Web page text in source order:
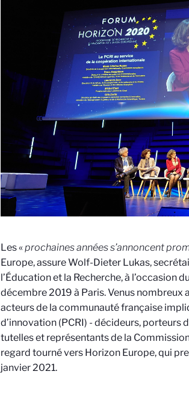
Les «prochaines années s’annoncent
Europe, assure Wolf-Dieter Lukas,
l’Éducation et la Recherche, à l’occasion
décembre 2019 à Paris. Venus nombreux
acteurs de la communauté française
d’innovation (PCRI) - décideurs,
tutelles et représentants de la
regard tourné vers Horizon Europe, qui
janvier 2021.